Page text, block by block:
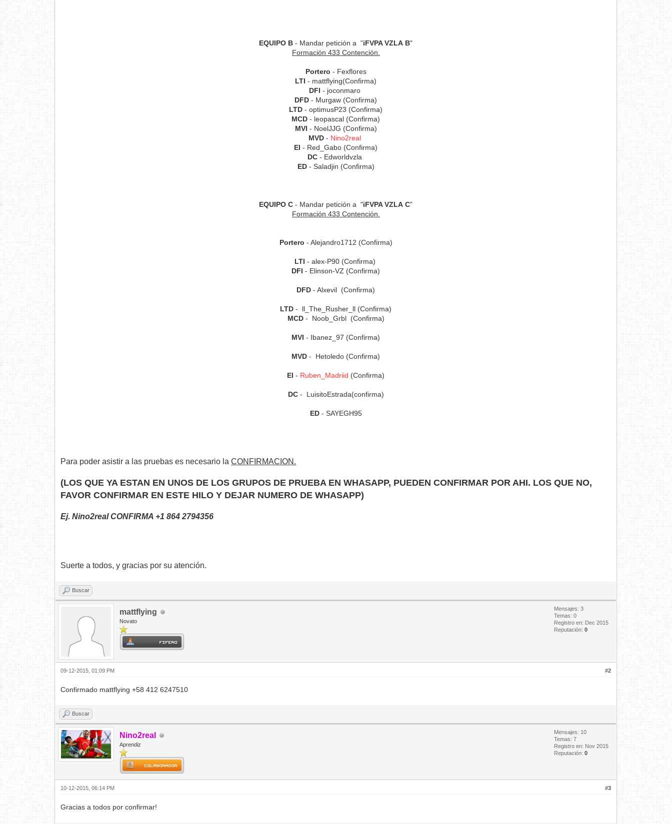
EQUIPO B - Mandar petición a "iFVPA VZLA B"
Formación 433 Contención.
Portero - Fexflores
LTI - mattflying(Confirma)
DFI - joconmaro
DFD - Murgaw (Confirma)
LTD - optimusP23 (Confirma)
MCD - leopascal (Confirma)
MVI - NoelJJG (Confirma)
MVD- Nino2real
EI - Red_Gabo (Confirma)
DC - Edworldvzla
ED- Saladjin (Confirma)
EQUIPO C - Mandar petición a "iFVPA VZLA C"
Formación 433 Contención.
Portero - Alejandro1712 (Confirma)
LTI - alex-P90 (Confirma)
DFI- Elinson-VZ (Confirma)
DFD - Alxevil (Confirma)
LTD - ll_The_Rusher_ll (Confirma)
MCD- Noob_Grbl (Confirma)
MVI - Ibanez_97 (Confirma)
MVD - Hetoledo (Confirma)
EI - Ruben_Madriid (Confirma)
DC- LuisitoEstrada(confirma)
ED - SAYEGH95
Para poder asistir a las pruebas es necesario laCONFIRMACION.
(LOS QUE YA ESTAN EN UNOS DE LOS GRUPOS DE PRUEBA EN WHASAPP, PUEDEN CONFIRMAR POR AHI. LOS QUE NO,
FAVOR CONFIRMAR EN ESTE HILO Y DEJAR NUMERO DE WHASAPP)
Ej. Nino2real CONFIRMA +1 864 2794356
Suerte a todos, y gracias por su atención.
Buscar
mattflying
Novato
Mensajes: 3
Temas: 0
Registro en: Dec 2015
Reputación:0
#2
09-12-2015, 01:09 PM
Confirmado mattflying +58 412 6247510
Buscar
Nino2real
Aprendiz
Mensajes: 10
Temas: 7
Registro en: Nov 2015
Reputación:0
#3
10-12-2015, 06:14 PM
Gracias a todos por confirmar!